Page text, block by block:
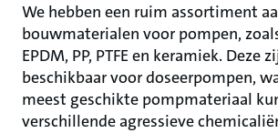
We hebben een ruim assortiment
bouwmaterialen voor pompen,
EPDM, PP, PTFE en keramiek. Deze
beschikbaar voor doseerpompen,
meest geschikte pompmateriaal
verschillende agressieve